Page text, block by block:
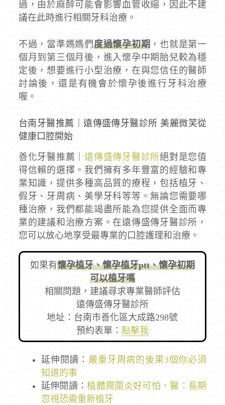
過，由於麻醉可能會影響血管收縮，因此不建
議在此時進行相關牙科治療。
不過，當準媽媽們度過懷孕初期 ，也就是第一
個月到第三個月後，進入懷孕中期胎兒較為穩
定後，想要進行小型治療，在與您信任的醫師
討論後，還是有機會於懷孕後進行牙科治療
喔。
台南牙醫推薦｜遠傳盛傳牙醫診所 美麗微笑從
健康口腔開始
善化牙醫推薦｜遠傳盛傳牙醫診所絕對是您值
得信賴的選擇。我們擁有多年豐富的經驗和專
業知識，提供多種高品質的療程，包括植牙、
假牙、牙周病、美學牙科等等。無論您需要哪
種治療，我們都能竭盡所能為您提供全面而專
業的建議和治療方案。在遠傳盛傳牙醫診所，
您可以放心地享受最專業的口腔護理和治療。
如果有懷孕植牙、懷孕植牙ptt、懷孕初期
可以植牙嗎
相關問題，建議尋求專業醫師評估
遠傳盛傳牙醫診所
地址：台南市善化區大成路298號
預約表單： 點擊我
延伸閱讀： 嚴重牙周病的後果3個你必須
知道的事
延伸閱讀：植體周圍炎好可怕，醫：長期
忽視恐需重新植牙